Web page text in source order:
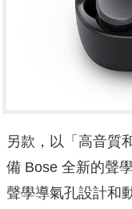
另款，以「高音質
備 Bose 全新的聲
聲學導氣孔設計和